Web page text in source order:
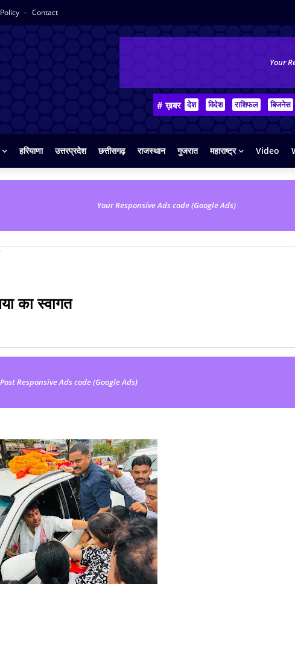
Contact
Your
# ख़बर देश विदेश राशिफल बिजनेस
हरियाणा उत्तरप्रदेश छत्तीसगढ़ राजस्थान गुजरात महाराष्ट्र Video
Your Responsive Ads code (Google Ads)
का स्वागत
Responsive Ads code (Google Ads)